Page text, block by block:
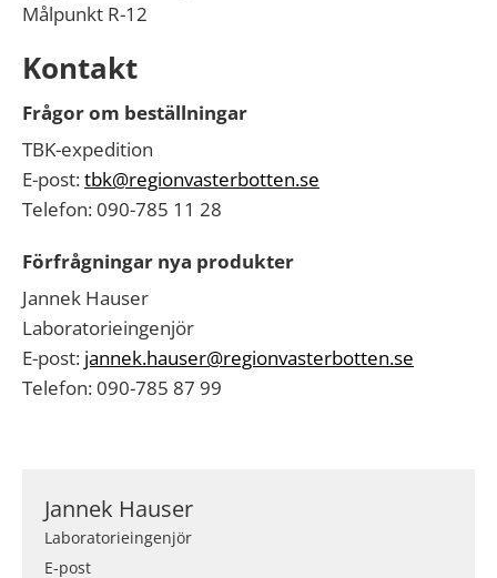
Målpunkt R-12
Kontakt
Frågor om beställningar
TBK-expedition
E-post:tbk@regionvasterbotten.se
Telefon: 090-785 11 28
Förfrågningar nya produkter
Jannek Hauser
Laboratorieingenjör
E-post: jannek.hauser@regionvasterbotten.se
Telefon: 090-785 87 99
Jannek Hauser
Laboratorieingenjör
E-post